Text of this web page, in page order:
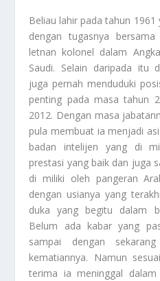
Beliau lahir pada tahun
dengan tugasnya
letnan kolonel dalam
Saudi. Selain daripada itu
juga pernah menduduki
penting pada masa tahun
2012. Dengan masa
pula membuat ia menjadi
badan intelijen yang di
prestasi yang baik dan juga
di miliki oleh pangeran
dengan usianya yang
duka yang begitu dalam
Belum ada kabar yang
sampai dengan
kematiannya. Namun
terima ia meninggal